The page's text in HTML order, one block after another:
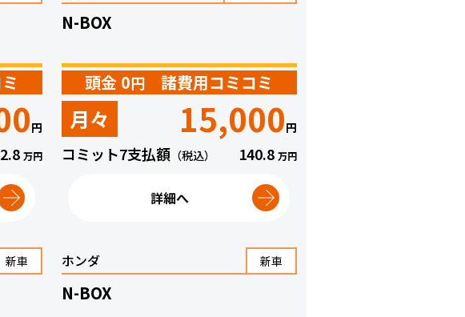
円
万円
N-BOX
頭金 0円 諸費用コミコミ
月々 15,000円
コミット7支払額 （税込） 140.8 万円
詳細へ
新車 ホンダ 新車
N-BOX